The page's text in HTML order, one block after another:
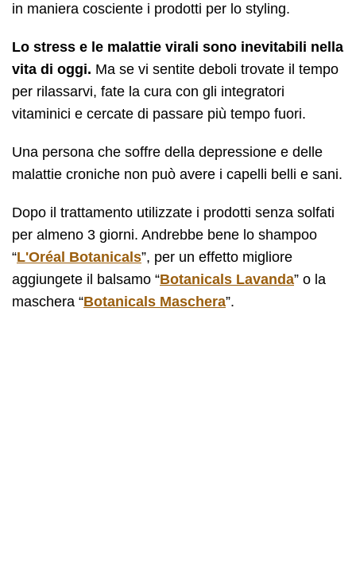
in maniera cosciente i prodotti per lo styling.
Lo stress e le malattie virali sono inevitabili nella
vita di oggi. Ma se vi sentite deboli trovate il tempo
per rilassarvi, fate la cura con gli integratori
vitaminici e cercate di passare più tempo fuori.
Una persona che soffre della depressione e delle
malattie croniche non può avere i capelli belli e sani.
Dopo il trattamento utilizzate i prodotti senza solfati
per almeno 3 giorni. Andrebbe bene lo shampoo
“L'Oréal Botanicals”, per un effetto migliore
aggiungete il balsamo “Botanicals Lavanda” o la
maschera “Botanicals Maschera”.